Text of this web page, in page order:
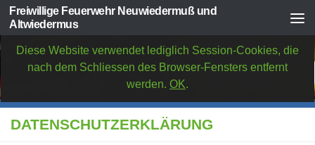
Diese Website verwendet lediglich Session-Cookies, die
nach dem Schliessen des Browser-Fensters entfernt
werden. OK.
Zum Inhalt springen
Freiwillige Feuerwehr Neuwiedermuß und
Altwiedermus
DATENSCHUTZERKLÄRUNG